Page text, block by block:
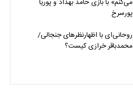
پورسرخ
روحانی‌ای با اظهارنظرهای جنجالی/
محمدباقر خرازی کیست؟